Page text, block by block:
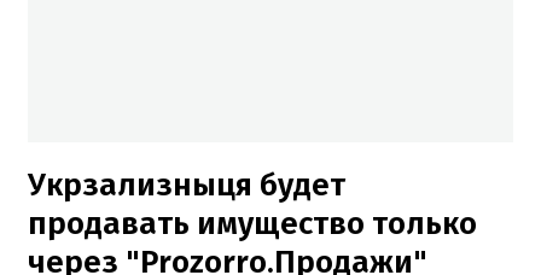
Укрзализныця будет
продавать имущество только
через "Prozorro.Продажи"